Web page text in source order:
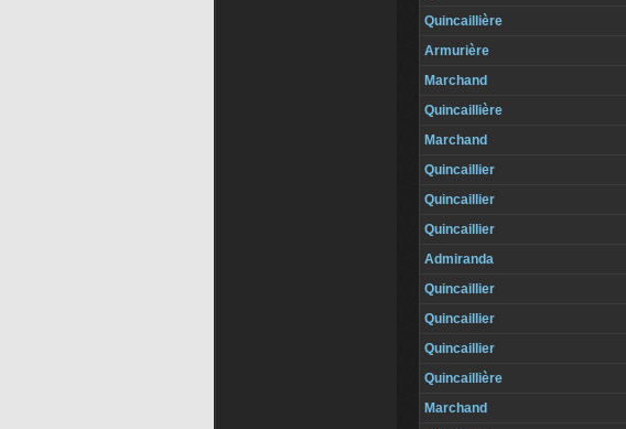
Quincaillière
Armurière
Marchand
Quincaillière
Marchand
Quincaillier
Quincaillier
Quincaillier
Admiranda
Quincaillier
Quincaillier
Quincaillier
Quincaillière
Marchand